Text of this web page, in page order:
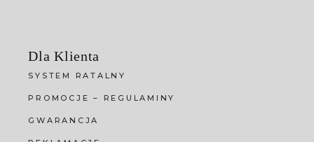
Dla Klienta
SYSTEM RATALNY
PROMOCJE – REGULAMINY
GWARANCJA